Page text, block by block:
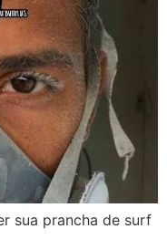
sua prancha de surf